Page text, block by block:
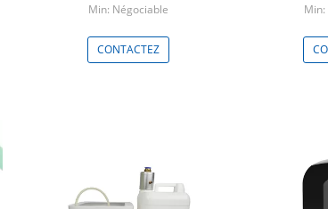
Min: Négociable
CONTACTEZ